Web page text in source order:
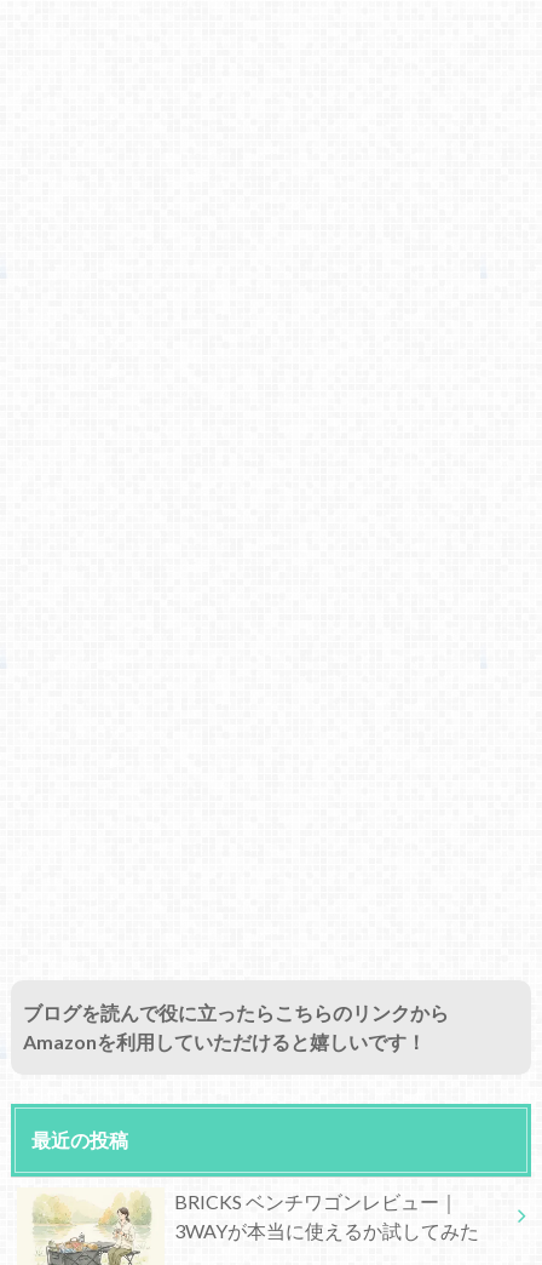
ブログを読んで役に立ったらこちらのリンクから
Amazonを利用していただけると嬉しいです！
最近の投稿
BRICKS ベンチワゴンレビュー｜
3WAYが本当に使えるか試してみた